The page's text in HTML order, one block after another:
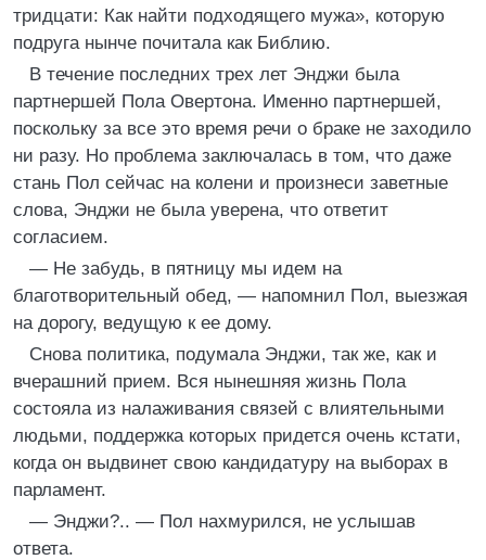
тридцати: Как найти подходящего мужа», которую
подруга нынче почитала как Библию.
В течение последних трех лет Энджи была
партнершей Пола Овертона. Именно партнершей,
поскольку за все это время речи о браке не заходило
ни разу. Но проблема заключалась в том, что даже
стань Пол сейчас на колени и произнеси заветные
слова, Энджи не была уверена, что ответит
согласием.
— Не забудь, в пятницу мы идем на
благотворительный обед, — напомнил Пол, выезжая
на дорогу, ведущую к ее дому.
Снова политика, подумала Энджи, так же, как и
вчерашний прием. Вся нынешняя жизнь Пола
состояла из налаживания связей с влиятельными
людьми, поддержка которых придется очень кстати,
когда он выдвинет свою кандидатуру на выборах в
парламент.
— Энджи?.. — Пол нахмурился, не услышав
ответа.